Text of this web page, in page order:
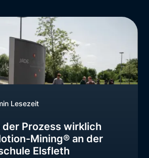
Lesezeit
der Prozess wirklich
Mining® an der
Elsfleth